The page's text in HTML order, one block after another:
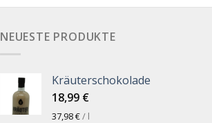
NEUESTE PRODUKTE
Kräuterschokolade
18,99 €
37,98€/ l